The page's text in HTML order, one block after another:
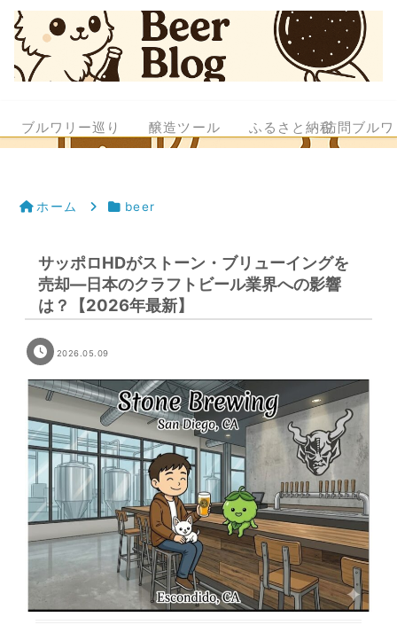
ブルワリー巡り 醸造ツール ふるさと納税訪問ブル
ホーム beer
サッポロHDがストーン・ブリューイングを
売却—日本のクラフトビール業界への影響
は？【2026年最新】
2026.05.09